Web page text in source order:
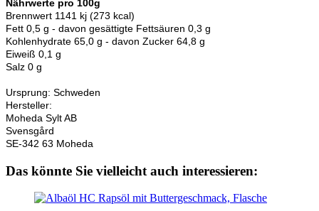
Nährwerte pro 100g
Brennwert 1141 kj (273 kcal)
Fett 0,5 g - davon gesättigte Fettsäuren 0,3 g
Kohlenhydrate 65,0 g - davon Zucker 64,8 g
Eiweiß 0,1 g
Salz 0 g
Ursprung: Schweden
Hersteller:
Moheda Sylt AB
Svensgård
SE-342 63 Moheda
Das könnte Sie vielleicht auch interessieren: